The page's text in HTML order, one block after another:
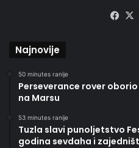
Najnovije
50 minutes ranije
Perseverance rover
na Marsu
53 minutes ranije
Tuzla slavi punoljetstvo
godina sevdaha i